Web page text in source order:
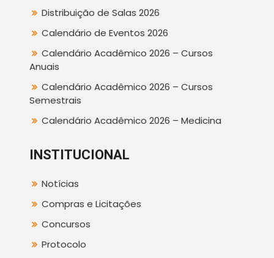
Distribuição de Salas 2026
Calendário de Eventos 2026
Calendário Acadêmico 2026 – Cursos
Anuais
Calendário Acadêmico 2026 – Cursos
Semestrais
Calendário Acadêmico 2026 – Medicina
INSTITUCIONAL
Notícias
Compras e Licitações
Concursos
Protocolo